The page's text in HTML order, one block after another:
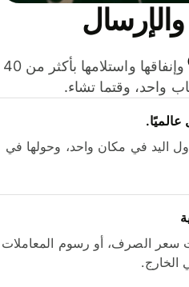
وفّر المال عند إرسال الأموال وإنفاقها واستلامها بأكثر من 40
وقتما تشاء.
اليد في مكان واحد، وحولها في
سعر الصرف، أو رسوم المعاملات